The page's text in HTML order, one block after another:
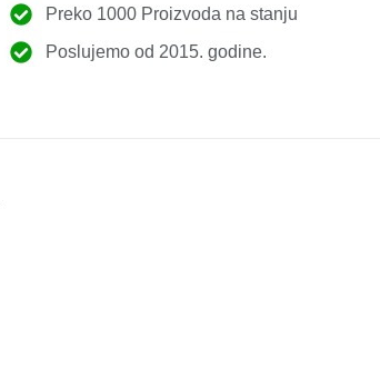
Preko 1000 Proizvoda na stanju
Poslujemo od 2015. godine.